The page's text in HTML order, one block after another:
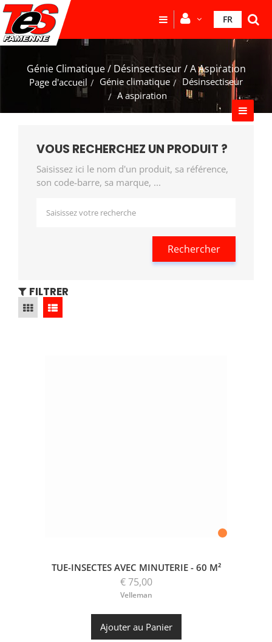
FR
Génie Climatique / Désinsectiseur / A Aspiration
Page d'accueil Génie climatique
Désinsectiseur
A aspiration
VOUS RECHERCHEZ UN PRODUIT ?
Saisissez ici le nom d'un produit, sa référence,
son code-barre, sa marque, ...
Rechercher
FILTRER
TUE-INSECTES AVEC MINUTERIE - 60 M²
€ 75,00
Velleman
Ajouter au Panier